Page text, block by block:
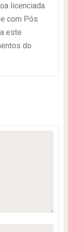
licenciada
com Pós
este
do